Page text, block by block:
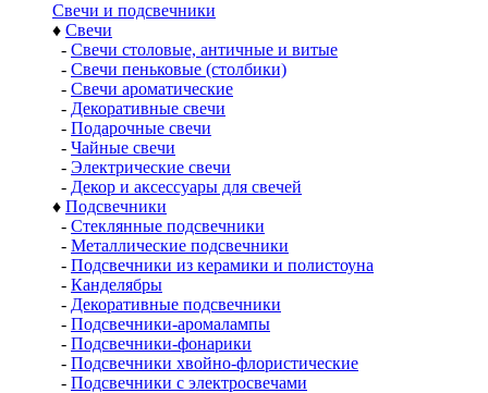
Свечи и подсвечники
♦ Свечи
- Свечи столовые, античные и витые
- Свечи пеньковые (столбики)
- Свечи ароматические
- Декоративные свечи
- Подарочные свечи
- Чайные свечи
- Электрические свечи
- Декор и аксессуары для свечей
♦ Подсвечники
- Стеклянные подсвечники
- Металлические подсвечники
- Подсвечники из керамики и полистоуна
- Канделябры
- Декоративные подсвечники
- Подсвечники-аромалампы
- Подсвечники-фонарики
- Подсвечники хвойно-флористические
- Подсвечники с электросвечами